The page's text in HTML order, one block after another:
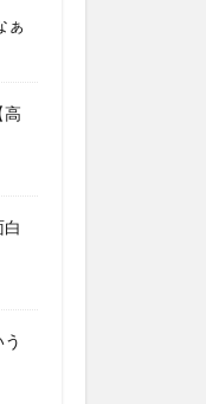
ぁ
高